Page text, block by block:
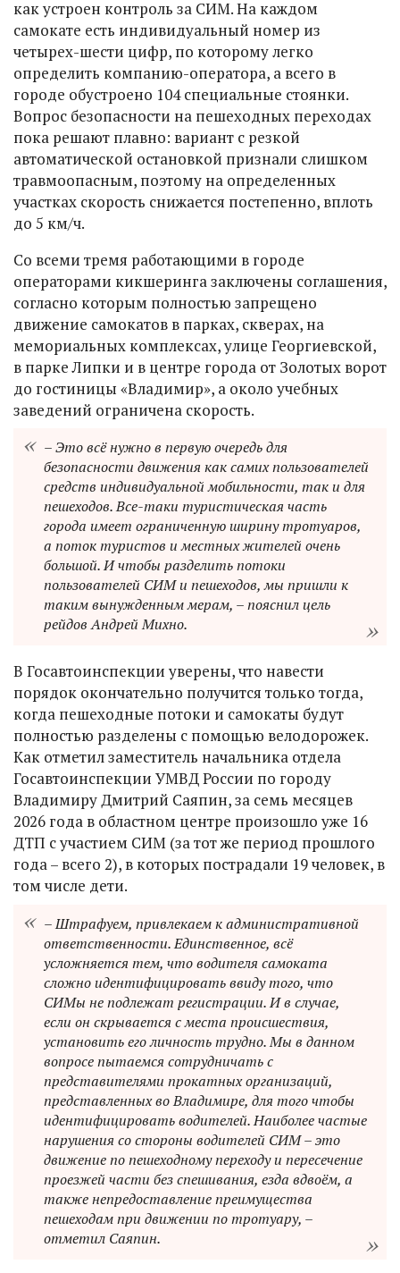
как устроен контроль за СИМ. На каждом
самокате есть индивидуальный номер из
четырех-шести цифр, по которому легко
определить компанию-оператора, а всего в
городе обустроено 104 специальные стоянки.
Вопрос безопасности на пешеходных переходах
пока решают плавно: вариант с резкой
автоматической остановкой признали слишком
травмоопасным, поэтому на определенных
участках скорость снижается постепенно, вплоть
до 5 км/ч.
Со всеми тремя работающими в городе
операторами кикшеринга заключены соглашения,
согласно которым полностью запрещено
движение самокатов в парках, скверах, на
мемориальных комплексах, улице Георгиевской,
в парке Липки и в центре города от Золотых ворот
до гостиницы «Владимир», а около учебных
заведений ограничена скорость.
– Это всё нужно в первую очередь для
безопасности движения как самих пользователей
средств индивидуальной мобильности, так и для
пешеходов. Все-таки туристическая часть
города имеет ограниченную ширину тротуаров,
а поток туристов и местных жителей очень
большой. И чтобы разделить потоки
пользователей СИМ и пешеходов, мы пришли к
таким вынужденным мерам, – пояснил цель
рейдов Андрей Михно.
В Госавтоинспекции уверены, что навести
порядок окончательно получится только тогда,
когда пешеходные потоки и самокаты будут
полностью разделены с помощью велодорожек.
Как отметил заместитель начальника отдела
Госавтоинспекции УМВД России по городу
Владимиру Дмитрий Саяпин, за семь месяцев
2026 года в областном центре произошло уже 16
ДТП с участием СИМ (за тот же период прошлого
года – всего 2), в которых пострадали 19 человек, в
том числе дети.
– Штрафуем, привлекаем к административной
ответственности. Единственное, всё
усложняется тем, что водителя самоката
сложно идентифицировать ввиду того, что
СИМы не подлежат регистрации. И в случае,
если он скрывается с места происшествия,
установить его личность трудно. Мы в данном
вопросе пытаемся сотрудничать с
представителями прокатных организаций,
представленных во Владимире, для того чтобы
идентифицировать водителей. Наиболее частые
нарушения со стороны водителей СИМ – это
движение по пешеходному переходу и пересечение
проезжей части без спешивания, езда вдвоём, а
также непредоставление преимущества
пешеходам при движении по тротуару, –
отметил Саяпин.